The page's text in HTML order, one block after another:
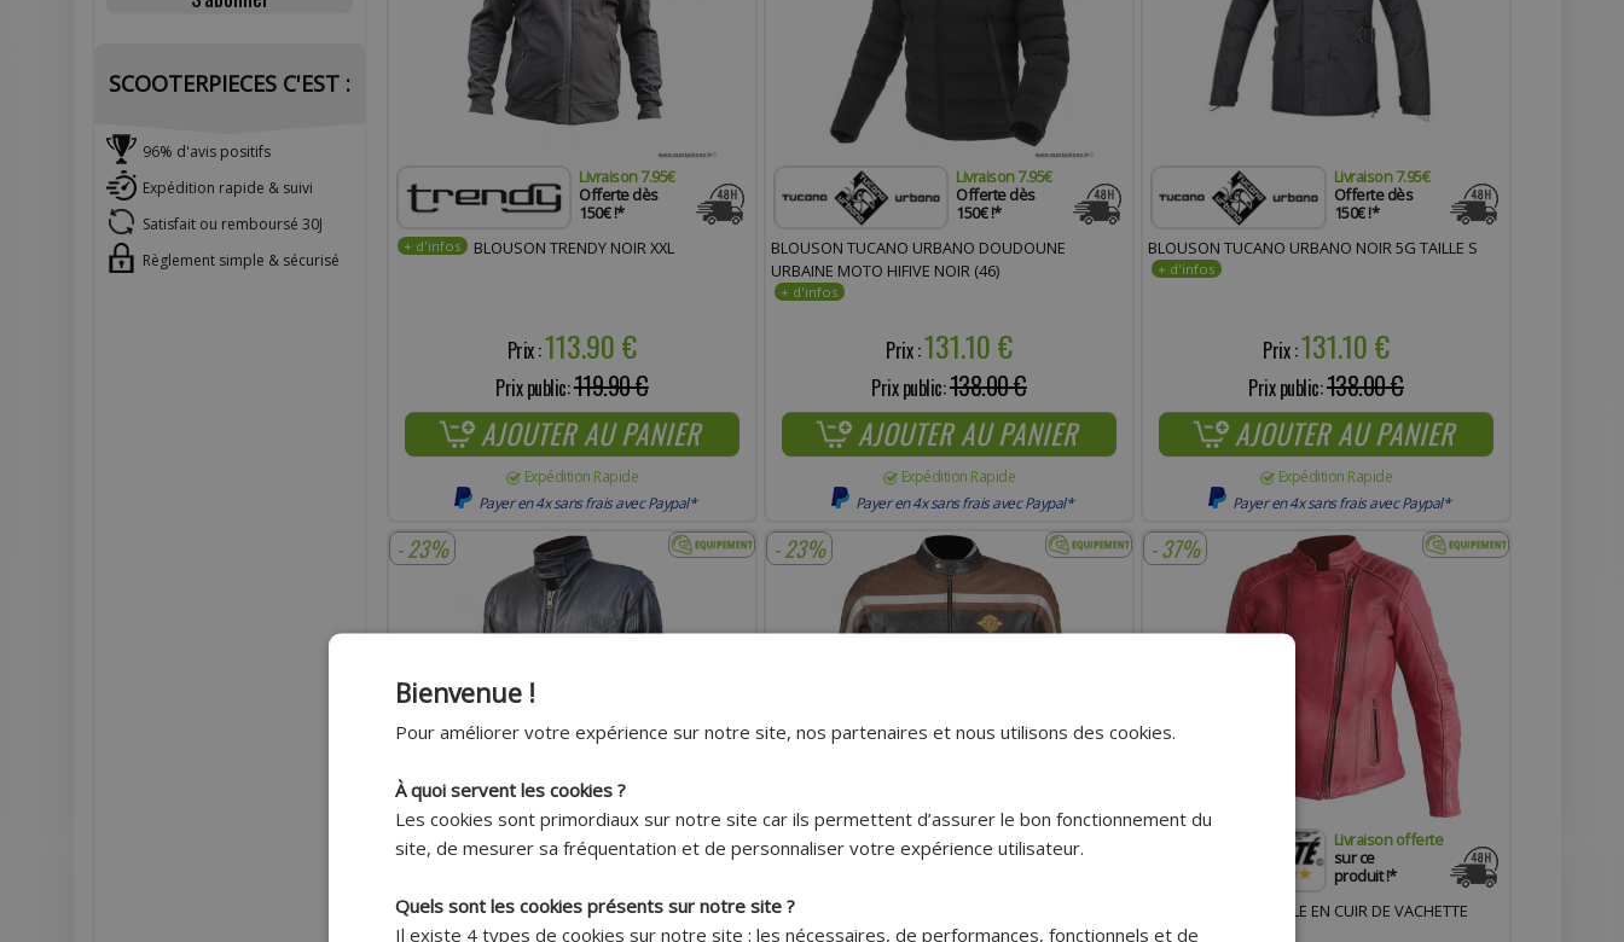
Livraison 7.95€
Offerte dès
150€ !*
BLOUSON TRENDY NOIR XXL
Prix :113.90 €
Prix public:119.90 €
AJOUTER AU PANIER
Expédition Rapide
Payer en 4x sans frais avec Paypal*
Livraison 7.95€
Offerte dès
150€ !*
BLOUSON TUCANO URBANO DOUDOUNE
URBAINE MOTO HIFIVE NOIR (46)
Prix :131.10 €
Prix public:138.00 €
AJOUTER AU PANIER
Expédition Rapide
Payer en 4x sans frais avec Paypal*
Livraison 7.95€
Offerte dès
150€ !*
BLOUSON TUCANO URBANO NOIR 5G TAILLE S
Prix :131.10 €
Prix public:138.00 €
AJOUTER AU PANIER
Expédition Rapide
Payer en 4x sans frais avec Paypal*
- 23%
Livraison offerte
sur ce
BLOUSON ADAPTABLE MAVERICK EN CUIR DE
MOUTON NOIR HOMME M
- 23%
Livraison offerte
sur ce
BLOUSON ADAPTABLE CUIR DE VACHETTE
HOMME TAILLE S
- 37%
Livraison offerte
sur ce
produit !*
BLOUSON ADAPTABLE EN CUIR DE VACHETTE
FEMME TAILLE S
SCOOTERPIECES C'EST :
96% d'avis positifs
Expédition rapide & suivi
Satisfait ou remboursé 30J
Règlement simple & sécurisé
Bienvenue !
Pour améliorer votre expérience sur notre site, nos partenaires et nous utilisons des cookies.
À quoi servent les cookies ?
Les cookies sont primordiaux sur notre site car ils permettent d’assurer le bon fonctionnement du
site, de mesurer sa fréquentation et de personnaliser votre expérience utilisateur.
Quels sont les cookies présents sur notre site ?
Il existe 4 types de cookies sur notre site : les nécessaires, de performances, fonctionnels et de